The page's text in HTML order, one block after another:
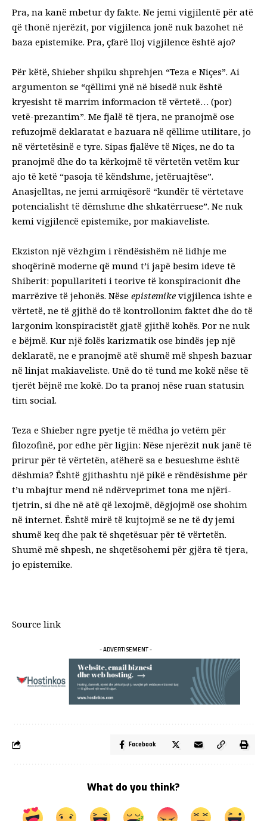
Pra, na kanë mbetur dy fakte. Ne jemi vigjilentë për atë
që thonë njerëzit, por vigjilenca jonë nuk bazohet në
baza epistemike. Pra, çfarë lloj vigjilence është ajo?
Për këtë, Shieber shpiku shprehjen “Teza e Niçes”. Ai
argumenton se “qëllimi ynë në bisedë nuk është
kryesisht të marrim informacion të vërtetë… (por)
vetë-prezantim”. Me fjalë të tjera, ne pranojmë ose
refuzojmë deklaratat e bazuara në qëllime utilitare, jo
në vërtetësinë e tyre. Sipas fjalëve të Niçes, ne do ta
pranojmë dhe do ta kërkojmë të vërtetën vetëm kur
ajo të ketë “pasoja të këndshme, jetëruajtëse”.
Anasjelltas, ne jemi armiqësorë “kundër të vërtetave
potencialisht të dëmshme dhe shkatërruese”. Ne nuk
kemi vigjilencë epistemike, por makiaveliste.
Ekziston një vëzhgim i rëndësishëm në lidhje me
shoqërinë moderne që mund t’i japë besim ideve të
Shiberit: popullariteti i teorive të konspiracionit dhe
marrëzive të jehonës. Nëse epistemike vigjilenca ishte e
vërtetë, ne të gjithë do të kontrollonim faktet dhe do të
largonim konspiracistët gjatë gjithë kohës. Por ne nuk
e bëjmë. Kur një folës karizmatik ose bindës jep një
deklaratë, ne e pranojmë atë shumë më shpesh bazuar
në linjat makiaveliste. Unë do të tund me kokë nëse të
tjerët bëjnë me kokë. Do ta pranoj nëse ruan statusin
tim social.
Teza e Shieber ngre pyetje të mëdha jo vetëm për
filozofinë, por edhe për ligjin: Nëse njerëzit nuk janë të
prirur për të vërtetën, atëherë sa e besueshme është
dëshmia? Është gjithashtu një pikë e rëndësishme për
t’u mbajtur mend në ndërveprimet tona me njëri-
tjetrin, si dhe në atë që lexojmë, dëgjojmë ose shohim
në internet. Është mirë të kujtojmë se ne të dy jemi
shumë keq dhe pak të shqetësuar për të vërtetën.
Shumë më shpesh, ne shqetësohemi për gjëra të tjera,
jo epistemike.
Source link
- ADVERTISEMENT -
Facebook
What do you think?